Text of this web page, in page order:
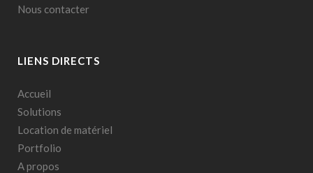
Nous contacter
LIENS DIRECTS
Accueil
Solutions
Location de matériel
Portfolio
A propos